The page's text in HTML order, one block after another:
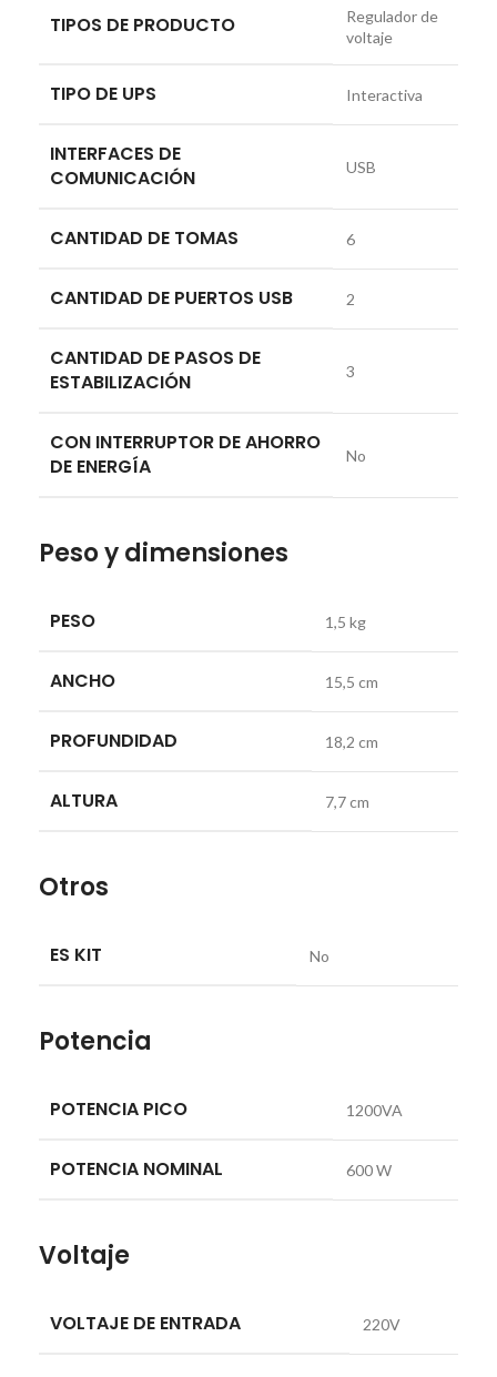
TIPOS DE PRODUCTO
Regulador de
voltaje
TIPO DE UPS Interactiva
INTERFACES DE
COMUNICACIÓN
USB
CANTIDAD DE TOMAS 6
CANTIDAD DE PUERTOS USB 2
CANTIDAD DE PASOS DE
ESTABILIZACIÓN
3
CON INTERRUPTOR DE AHORRO
DE ENERGÍA
No
Peso y dimensiones
PESO 1,5 kg
ANCHO 15,5 cm
PROFUNDIDAD 18,2 cm
ALTURA 7,7 cm
Otros
ES KIT No
Potencia
POTENCIA PICO 1200VA
POTENCIA NOMINAL 600 W
Voltaje
VOLTAJE DE ENTRADA 220V